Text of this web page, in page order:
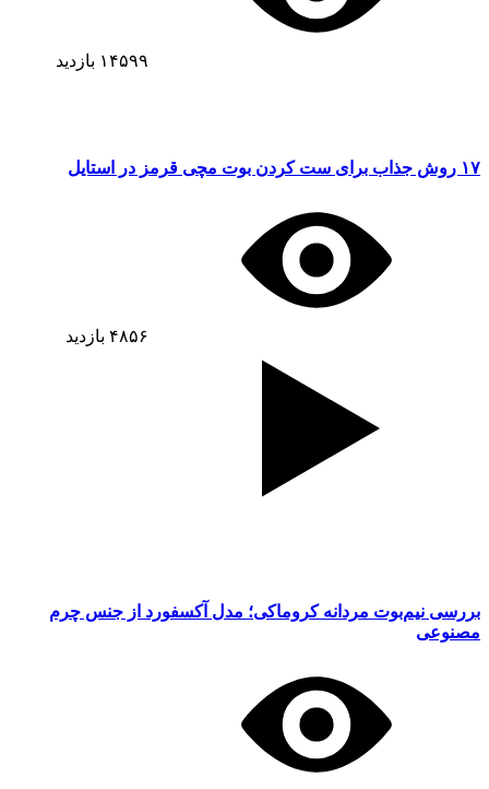
۱۴۵۹۹ بازدید
۱۷ روش جذاب برای ست کردن بوت مچی قرمز در استایل
۴۸۵۶ بازدید
بررسی نیم‌بوت مردانه کروماکی؛ مدل آکسفورد از جنس چرم
مصنوعی